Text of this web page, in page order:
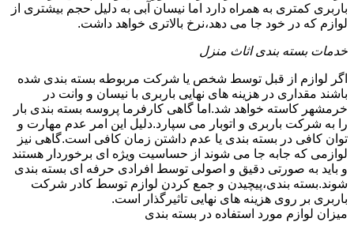
باربری کمتری به همراه دارد اما نیسان آبی به دلیل حجم بیشتری از
لوازم که در خود جا می دهد،نرخ بالاتری خواهد داشت.
خدمات بسته بندی اثاث منزل
اگر لوازم از قبل توسط شخص یا شرکت مربوطه بسته بندی شده
باشند مقداری در هزینه های نهایی باربری با نیسان و وانت در
خرمشهر کاسته خواهد شد.اما گاهی کارفرما پروسه بسته بندی بار
را به شرکت باربری و اتوبار می سپارد.دلیل این امر عدم مهارت و
توان کافی در بسته بندی یا عدم داشتن زمان کافی است.گاهی نیز
لوازمی که جابه جا می شوند از حساسیت ویژه ای برخوردار هستند
و باید به صورتی دقیق و اصولی توسط افرادی حرفه ای بسته بندی
شوند.بسته بندی،پیچیدن و جمع کردن لوازم توسط کادر شرکت
باربری بر روی هزینه های نهایی تاثیرگذار است.
میزان لوازم مورد استفاده در بسته بندی